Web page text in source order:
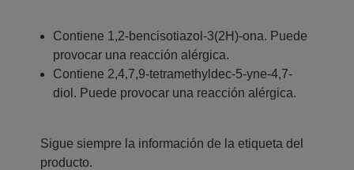
Contiene 1,2-bencisotiazol-3(2H)-ona. Puede
provocar una reacción alérgica.
Contiene 2,4,7,9-tetramethyldec-5-yne-4,7-
diol. Puede provocar una reacción alérgica.
Sigue siempre la información de la etiqueta del
producto.